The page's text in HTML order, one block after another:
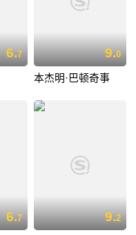
6.7 9.0
本杰明·巴顿奇事
6.7 9.2